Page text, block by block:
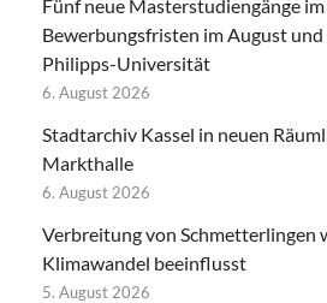
Fünf neue Masterstudiengänge
Bewerbungsfristen im August
Philipps-Universität
6. August 2026
Stadtarchiv Kassel in neuen
Markthalle
6. August 2026
Verbreitung von Schmetterlingen
Klimawandel beeinflusst
5. August 2026